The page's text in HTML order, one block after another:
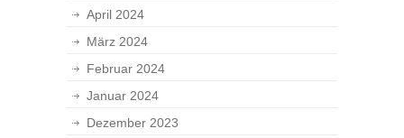
April 2024
März 2024
Februar 2024
Januar 2024
Dezember 2023